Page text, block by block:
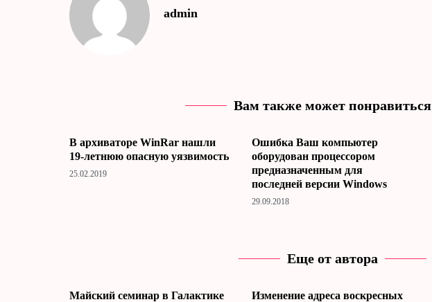
admin
Вам также может понравиться
В архиваторе WinRar нашли
19-летнюю опасную уязвимость
25.02.2019
Ошибка Ваш компьютер
оборудован процессором
предназначенным для
последней версии Windows
29.09.2018
Еще от автора
Майский семинар в Галактике
Изменение адреса воскресных